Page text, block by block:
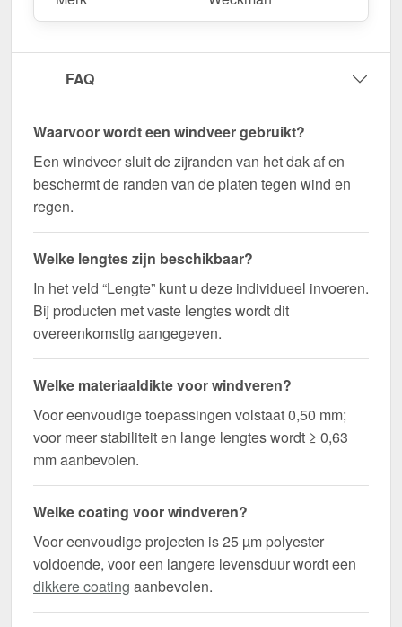
Duurzaam, weerbestendig, op maat gemaakt - bestel
Wegens maatwerk / customisatie van herroepingsrecht uitgezonderd
FAQ
Waarvoor wordt een windveer gebruikt?
Een windveer sluit de zijranden van het dak af en
beschermt de randen van de platen tegen wind en
regen.
Welke lengtes zijn beschikbaar?
In het veld “Lengte” kunt u deze individueel invoeren.
Bij producten met vaste lengtes wordt dit
overeenkomstig aangegeven.
Welke materiaaldikte voor windveren?
Voor eenvoudige toepassingen volstaat 0,50 mm;
voor meer stabiliteit en lange lengtes wordt ≥ 0,63
mm aanbevolen.
Welke coating voor windveren?
Voor eenvoudige projecten is 25 µm polyester
voldoende, voor een langere levensduur wordt een
dikkere coating aanbevolen.